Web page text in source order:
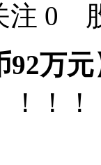
0
92万元
！！！